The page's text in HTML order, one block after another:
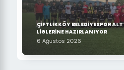
ÇİFTLİKKÖY BELEDİYESPOR
LİGLERİNE HAZIRLANIYOR
6 Ağustos 2026